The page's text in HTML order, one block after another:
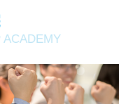
ACADEMY